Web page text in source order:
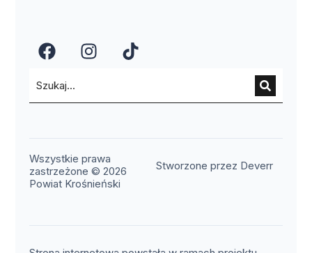
(otwiera się w nowym oknie)
(otwiera się w nowym
(otwiera się w
Wszystkie prawa
zastrzeżone © 2026
Powiat Krośnieński
Stworzone przez Deverr